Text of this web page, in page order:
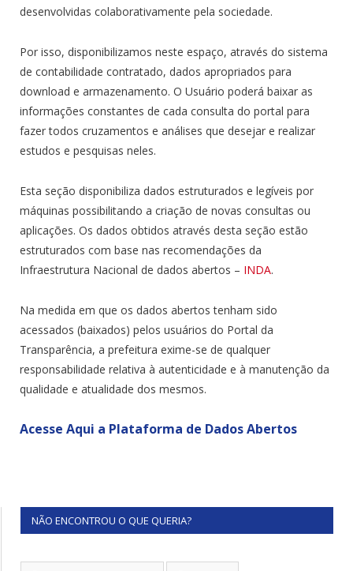
desenvolvidas colaborativamente pela sociedade.
Por isso, disponibilizamos neste espaço, através do sistema
de contabilidade contratado, dados apropriados para
download e armazenamento. O Usuário poderá baixar as
informações constantes de cada consulta do portal para
fazer todos cruzamentos e análises que desejar e realizar
estudos e pesquisas neles.
Esta seção disponibiliza dados estruturados e legíveis por
máquinas possibilitando a criação de novas consultas ou
aplicações. Os dados obtidos através desta seção estão
estruturados com base nas recomendações da
Infraestrutura Nacional de dados abertos – INDA.
Na medida em que os dados abertos tenham sido
acessados (baixados) pelos usuários do Portal da
Transparência, a prefeitura exime-se de qualquer
responsabilidade relativa à autenticidade e à manutenção da
qualidade e atualidade dos mesmos.
Acesse Aqui a Plataforma de Dados Abertos
NÃO ENCONTROU O QUE QUERIA?